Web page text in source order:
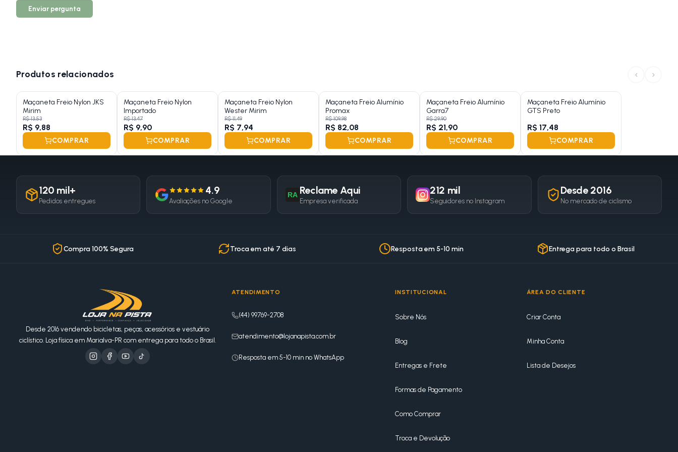
Enviar pergunta
Produtos relacionados ‹ ›
Maçaneta Freio Nylon JKS
Mirim
R$ 13,53
R$ 9,88
COMPRAR
Maçaneta Freio Nylon
Importado
R$ 13,47
R$ 9,90
COMPRAR
Maçaneta Freio Nylon
Wester Mirim
R$ 11,49
R$ 7,94
COMPRAR
Maçaneta Freio Alumínio
Promax
R$ 109,98
R$ 82,08
COMPRAR
Maçaneta Freio Alumínio
Garra7
R$ 29,90
R$ 21,90
COMPRAR
Maçaneta Freio Alumínio
GTS Preto
R$ 17,48
COMPRAR
120 mil+
Pedidos entregues
4.9
Avaliações no Google
RA Reclame Aqui
Empresa verificada
212 mil
Seguidores no Instagram
Desde 2016
No mercado de ciclismo
Compra 100% Segura Troca em até 7 dias Resposta em 5-10 min Entrega para todo o Brasil
Desde 2016 vendendo bicicletas, peças, acessórios e vestuário
ciclístico. Loja física em Marialva-PR com entrega para todo o Brasil.
ATENDIMENTO
(44) 99769-2708
atendimento@lojanapista.com.br
Resposta em 5-10 min no WhatsApp
INSTITUCIONAL
Sobre Nós
Blog
Entregas e Frete
Formas de Pagamento
Como Comprar
Troca e Devolução
ÁREA DO CLIENTE
Criar Conta
Minha Conta
Lista de Desejos